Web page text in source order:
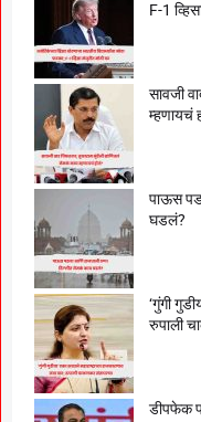
F-1
सावजी
म्हणायचं
पाऊस
घडलं?
‘गुंगी
रुपाली
डीपफेक